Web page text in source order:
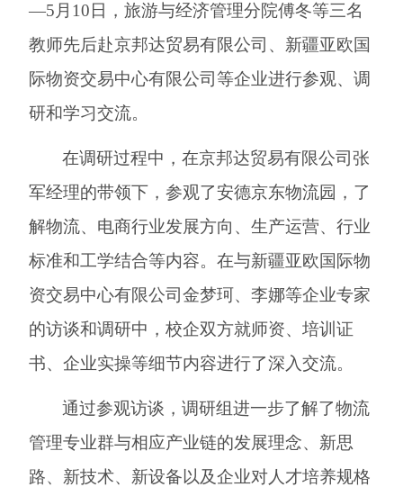
—5 月 10 日，旅游与经济管理分院傅冬等三名
教师先后赴京邦达贸易有限公司、新疆亚欧国
际物资交易中心有限公司等企业进行参观、调
研和学习交流。
在调研过程中，在京邦达贸易有限公司张
军经理的带领下，参观了安德京东物流园，了
解物流、电商行业发展方向、生产运营、行业
标准和工学结合等内容。在与新疆亚欧国际物
资交易中心有限公司金梦珂、李娜等企业专家
的访谈和调研中，校企双方就师资、培训证
书、企业实操等细节内容进行了深入交流。
通过参观访谈，调研组进一步了解了物流
管理专业群与相应产业链的发展理念、新思
路、新技术、新设备以及企业对人才培养规格